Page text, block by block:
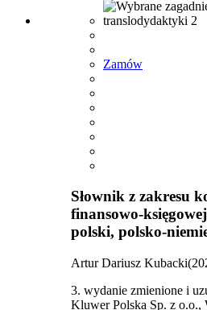
Zamów
Słownik z zakresu
finansowo-
polski, polsko-
Artur Dariusz
3. wydanie zmienione i
Kluwer Polska Sp. z o.o.,